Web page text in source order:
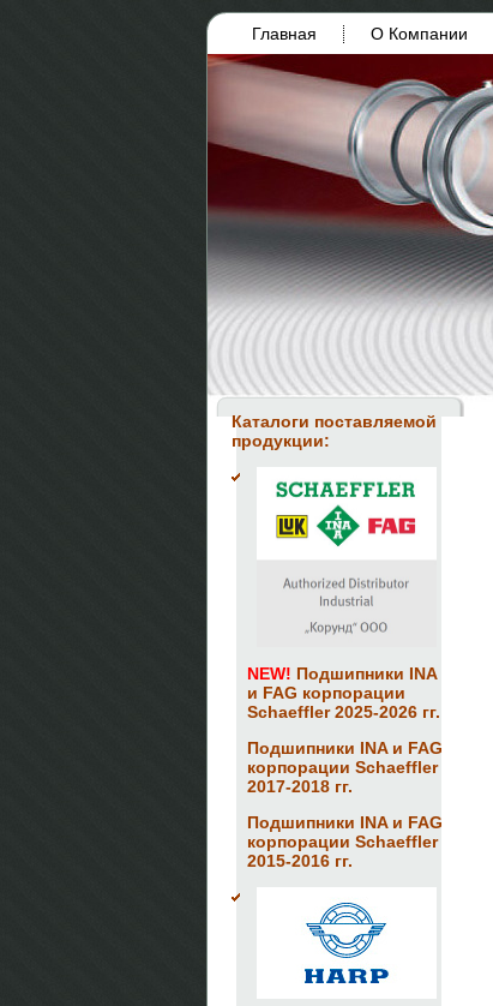
Главная О Компании
Каталоги поставляемой
продукции:
NEW! Подшипники INA
и FAG корпорации
Schaeffler 2025-2026 гг.
Подшипники INA и FAG
корпорации Schaeffler
2017-2018 гг.
Подшипники INA и FAG
корпорации Schaeffler
2015-2016 гг.